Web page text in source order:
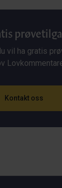
vil ha gratis
Kontakt oss